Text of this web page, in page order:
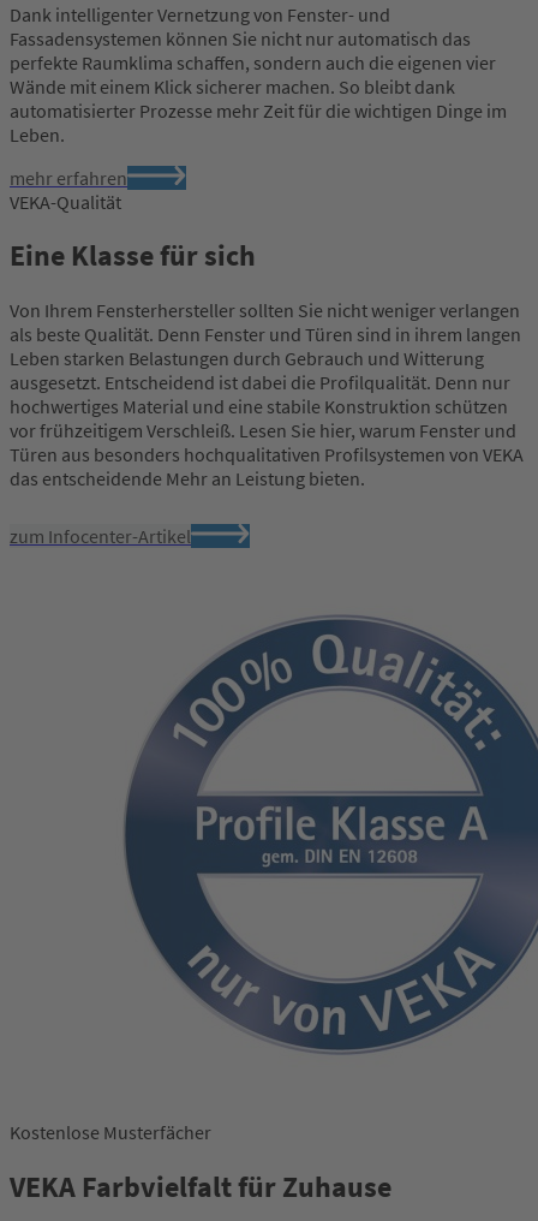
Dank intelligenter Vernetzung von Fenster- und
Fassadensystemen können Sie nicht nur automatisch das
perfekte Raumklima schaffen, sondern auch die eigenen vier
Wände mit einem Klick sicherer machen. So bleibt dank
automatisierter Prozesse mehr Zeit für die wichtigen Dinge im
Leben.
mehr erfahren
VEKA-Qualität
Eine Klasse für sich
Von Ihrem Fensterhersteller sollten Sie nicht weniger verlangen
als beste Qualität. Denn Fenster und Türen sind in ihrem langen
Leben starken Belastungen durch Gebrauch und Witterung
ausgesetzt. Entscheidend ist dabei die Profilqualität. Denn nur
hochwertiges Material und eine stabile Konstruktion schützen
vor frühzeitigem Verschleiß. Lesen Sie hier, warum Fenster und
Türen aus besonders hochqualitativen Profilsystemen von VEKA
das entscheidende Mehr an Leistung bieten.
zum Infocenter-Artikel
Kostenlose Musterfächer
VEKA Farbvielfalt für Zuhause